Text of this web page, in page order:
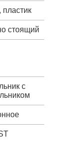
пластик
стоящий
с